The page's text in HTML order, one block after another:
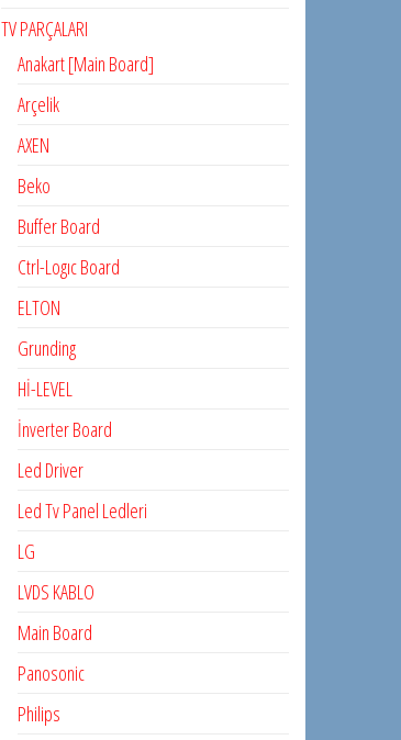
TV PARÇALARI
Anakart [Main Board]
Arçelik
AXEN
Beko
Buffer Board
Ctrl-Logıc Board
ELTON
Grunding
Hİ-LEVEL
İnverter Board
Led Driver
Led Tv Panel Ledleri
LG
LVDS KABLO
Main Board
Panosonic
Philips